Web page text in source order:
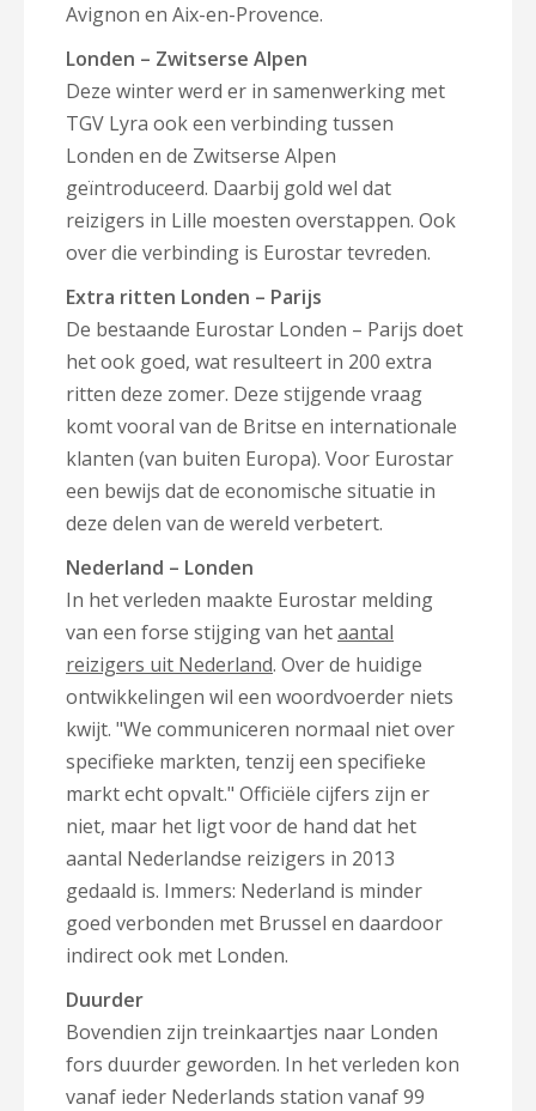
Avignon en Aix-en-Provence.
Londen – Zwitserse Alpen
Deze winter werd er in samenwerking met
TGV Lyra ook een verbinding tussen
Londen en de Zwitserse Alpen
geïntroduceerd. Daarbij gold wel dat
reizigers in Lille moesten overstappen. Ook
over die verbinding is Eurostar tevreden.
Extra ritten Londen – Parijs
De bestaande Eurostar Londen – Parijs doet
het ook goed, wat resulteert in 200 extra
ritten deze zomer. Deze stijgende vraag
komt vooral van de Britse en internationale
klanten (van buiten Europa). Voor Eurostar
een bewijs dat de economische situatie in
deze delen van de wereld verbetert.
Nederland – Londen
In het verleden maakte Eurostar melding
van een forse stijging van hetaantal
reizigers uit Nederland. Over de huidige
ontwikkelingen wil een woordvoerder niets
kwijt. "We communiceren normaal niet over
specifieke markten, tenzij een specifieke
markt echt opvalt." Officiële cijfers zijn er
niet, maar het ligt voor de hand dat het
aantal Nederlandse reizigers in 2013
gedaald is. Immers: Nederland is minder
goed verbonden met Brussel en daardoor
indirect ook met Londen.
Duurder
Bovendien zijn treinkaartjes naar Londen
fors duurder geworden. In het verleden kon
vanaf ieder Nederlands station vanaf 99